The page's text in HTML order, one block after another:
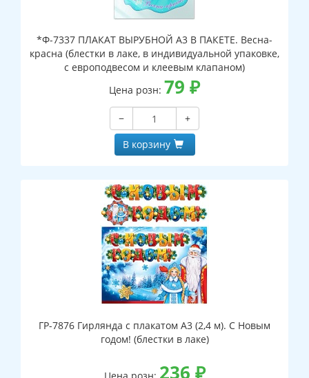
*Ф-7337 ПЛАКАТ ВЫРУБНОЙ А3 В ПАКЕТЕ. Весна-
красна (блестки в лаке, в индивидуальной упаковке,
с европодвесом и клеевым клапаном)
Цена розн: 79 ₽
−
+
В корзину
ГР-7876 Гирлянда с плакатом А3 (2,4 м). С Новым
годом! (блестки в лаке)
236 ₽